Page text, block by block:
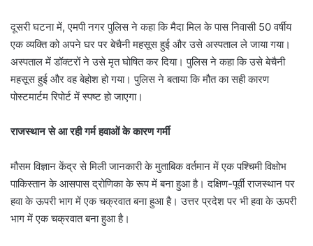
दूसरी घटना में, एमपी नगर पुलिस ने कहा कि मैदा मिल के पास निवासी 50 वर्षीय
एक व्यक्ति को अपने घर पर बेचैनी महसूस हुई और उसे अस्पताल ले जाया गया।
अस्पताल में डॉक्टरों ने उसे मृत घोषित कर दिया। पुलिस ने कहा कि उसे बेचैनी
महसूस हुई और वह बेहोश हो गया। पुलिस ने बताया कि मौत का सही कारण
पोस्टमार्टम रिपोर्ट में स्पष्ट हो जाएगा।
राजस्थान से आ रही गर्म हवाओं के कारण गर्मी
मौसम विज्ञान केंद्र से मिली जानकारी के मुताबिक वर्तमान में एक पश्चिमी विक्षोभ
पाकिस्तान के आसपास द्रोणिका के रूप में बना हुआ है। दक्षिण-पूर्वी राजस्थान पर
हवा के ऊपरी भाग में एक चक्रवात बना हुआ है। उत्तर प्रदेश पर भी हवा के ऊपरी
भाग में एक चक्रवात बना हुआ है।